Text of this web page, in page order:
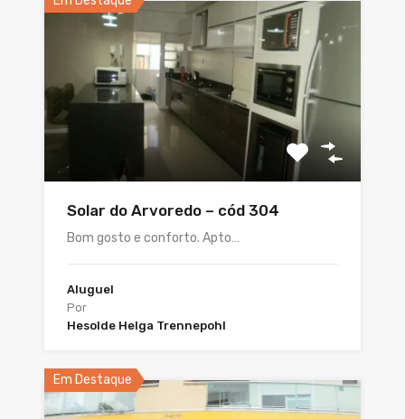
Solar do Arvoredo – cód 304
Bom gosto e conforto. Apto…
Aluguel
Por
Hesolde Helga Trennepohl
Em Destaque